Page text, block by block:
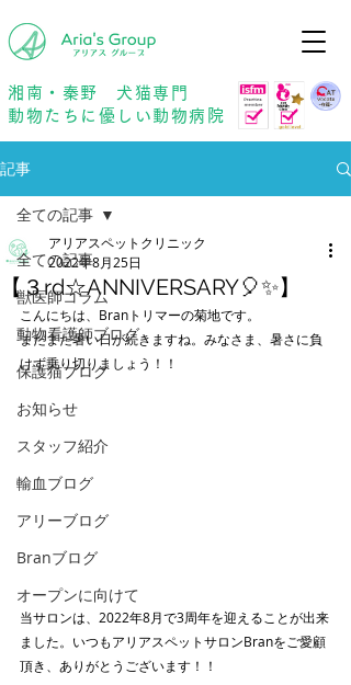
湘南・秦野 犬猫専門
動物たちに優しい動物病院
記事
全ての記事
獣医師コラム
動物看護師ブログ
保護猫ブログ
お知らせ
スタッフ紹介
輸血ブログ
アリーブログ
Branブログ
オープンに向けて
全ての記事
【３rd☆ANNIVERSARY🎈✨】
アリアスペットクリニック
2022年8月25日
こんにちは、Branトリマーの菊地です。
まだまだ暑い日が続きますね。みなさま、暑さに負
けず乗り切りましょう！！
当サロンは、2022年8月で3周年を迎えることが出来
ました。いつもアリアスペットサロンBranをご愛顧
頂き、ありがとうございます！！